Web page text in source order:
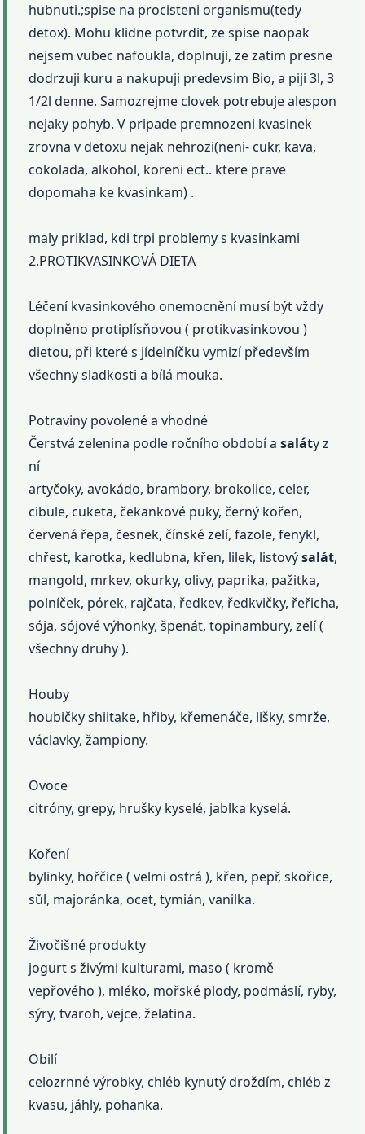
hubnuti.;spise na procisteni organismu(tedy
detox). Mohu klidne potvrdit, ze spise naopak
nejsem vubec nafoukla, doplnuji, ze zatim presne
dodrzuji kuru a nakupuji predevsim Bio, a piji 3l, 3
1/2l denne. Samozrejme clovek potrebuje alespon
nejaky pohyb. V pripade premnozeni kvasinek
zrovna v detoxu nejak nehrozi(neni- cukr, kava,
cokolada, alkohol, koreni ect.. ktere prave
dopomaha ke kvasinkam) .
maly priklad, kdi trpi problemy s kvasinkami
2.PROTIKVASINKOVÁ DIETA
Léčení kvasinkového onemocnění musí být vždy
doplněno protiplísňovou ( protikvasinkovou )
dietou, při které s jídelníčku vymizí především
všechny sladkosti a bílá mouka.
Potraviny povolené a vhodné
Čerstvá zelenina podle ročního období asaláty z
ní
artyčoky, avokádo, brambory, brokolice, celer,
cibule, cuketa, čekankové puky, černý kořen,
červená řepa, česnek, čínské zelí, fazole, fenykl,
chřest, karotka, kedlubna, křen, lilek, listovýsalát,
mangold, mrkev, okurky, olivy, paprika, pažitka,
polníček, pórek, rajčata, ředkev, ředkvičky, řeřicha,
sója, sójové výhonky, špenát, topinambury, zelí (
všechny druhy ).
Houby
houbičky shiitake, hřiby, křemenáče, lišky, smrže,
václavky, žampiony.
Ovoce
citróny, grepy, hrušky kyselé, jablka kyselá.
Koření
bylinky, hořčice ( velmi ostrá ), křen, pepř, skořice,
sůl, majoránka, ocet, tymián, vanilka.
Živočišné produkty
jogurt s živými kulturami, maso ( kromě
vepřového ), mléko, mořské plody, podmáslí, ryby,
sýry, tvaroh, vejce, želatina.
Obilí
celozrnné výrobky, chléb kynutý droždím, chléb z
kvasu, jáhly, pohanka.